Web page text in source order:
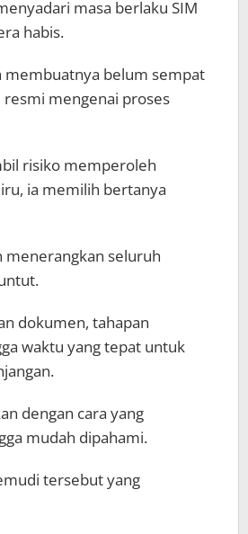
masa berlaku SIM
habis.
membuatnya belum sempat
mengenai proses
risiko memperoleh
ia memilih bertanya
menerangkan seluruh
dokumen, tahapan
waktu yang tepat untuk
dengan cara yang
mudah dipahami.
tersebut yang